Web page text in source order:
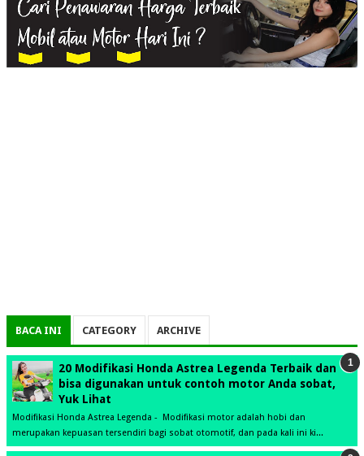
BACA INI CATEGORY ARCHIVE
20 Modifikasi Honda Astrea Legenda Terbaik dan
bisa digunakan untuk contoh motor Anda sobat,
Yuk Lihat
Modifikasi Honda Astrea Legenda - Modifikasi motor adalah hobi dan
merupakan kepuasan tersendiri bagi sobat otomotif, dan pada kali ini ki...